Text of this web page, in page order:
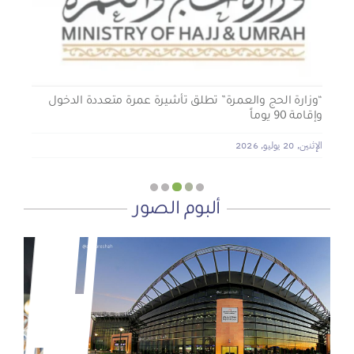
الأربعاء, 29 يوليو, 2026
“وزارة الحج والعمرة” تطلق تأشيرة عمرة متعددة الدخول
وإقامة 90 يوماً
الإثنين, 20 يوليو, 2026
ألبوم الصور